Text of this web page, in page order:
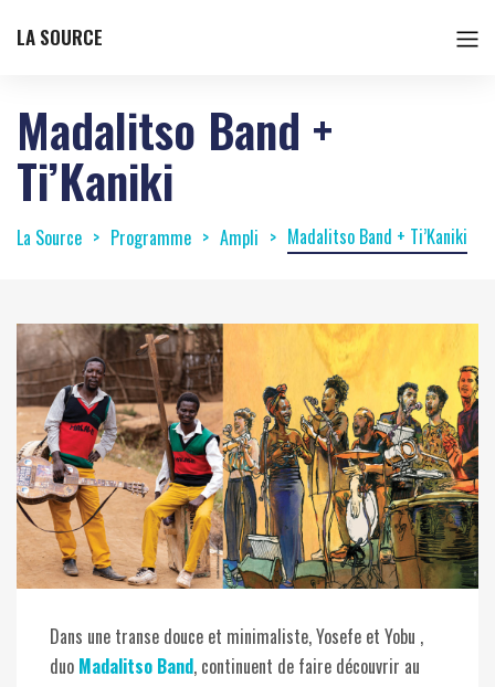
LA SOURCE
Madalitso Band +
Ti’Kaniki
La Source Programme Ampli Madalitso Band + Ti’Kaniki
Dans une transe douce et minimaliste, Yosefe et Yobu ,
duo Madalitso Band, continuent de faire découvrir au